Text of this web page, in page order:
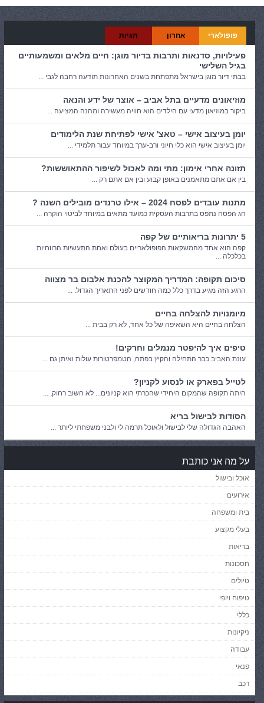
פופולארי אחרון תגיות
פעילויות, סדנאות ותרבות בדיור מוגן: חיים מלאים ומשמעותיים
בגיל השלישי
בבתי דיור מוגן בישראל מתפתחת בשנים האחרונות תודעה רחבה לגבי ...
מוזיאונים מדעיים בתל אביב – אוצר של ידע והנאה
ביקור במוזיאון מדעי עם הילדים הוא חוויה מעשירה ומהנה המציעה ...
יומן בעיצוב אישי – טאצ' אישי לפתיחת שנת הלימודים
יומן בעיצוב אישי הוא כלי חיוני ורב-ערך במיוחד עבור תלמידי ...
תזונה אחרי אימון: מתי ומה לאכול לשיפור ההתאוששות?
בין אם אתם מתאמנים באופן קבוע ובין אם אתם רק ...
מתנות עובדים לפסח 2024 – אילו טרנדים מובילים השנה ?
חג הפסח נתפס בתרבות העסקית כמועד מתאים במיוחד לביטוי הוקרה ...
5 יתרונות בריאותיים של קפה
קפה הוא אחד מהמשקאות הפופולאריים בעולם ואחת התעשיות הרווחיות
בכלכלה ...
סיכום תקופה: המדריך המקוצר להכנת אלבום בר מצווה
הרגע הזה מגיע בדרך כלל כמה חודשים לפני התאריך הגדול. ...
מיומנויות להצלחה בחיים
הצלחה בחיים היא השאיפה של כל אחד, לא רק בבית ...
טיפים איך להיפטר מנמלים וחרקים!
עונת האביב כבר התחילה והקיץ בפתח, הטמפרטורות עולות ואיתן גם ...
לטייל בפארק או לנסוע לקניון?
היתה תקופה שהמקום היחידי שהכרתי הוא קניונים... לא חשוב רחוק, ...
הסודות לבישול בריא
האהבה הגדולה שלי לבישול ולאוכל תרמה לי ולבני משפחתי ליותר ...
על מה אני כותבת
אוכל ובישול
אירועים
בית ומשפחה
בעלי מקצוע
בריאות
חסכונות
טיולים
טיפוח ויופי
כללי
ניקיונות
עבודה
פנאי
רכב